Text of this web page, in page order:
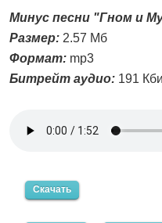
Минус песни "Гном и
Размер: 2.57 Мб
Формат: mp3
Битрейт аудио: 191
Скачать